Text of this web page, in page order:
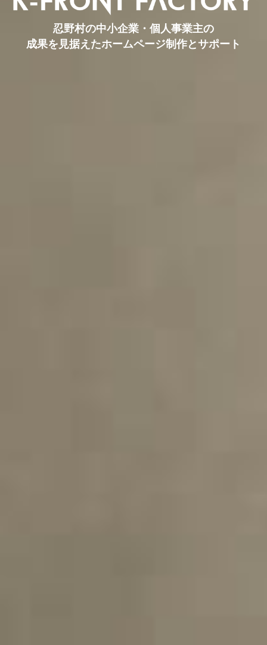
忍野村の中小企業・個人事業主の
成果を見据えたホームページ制作とサポート